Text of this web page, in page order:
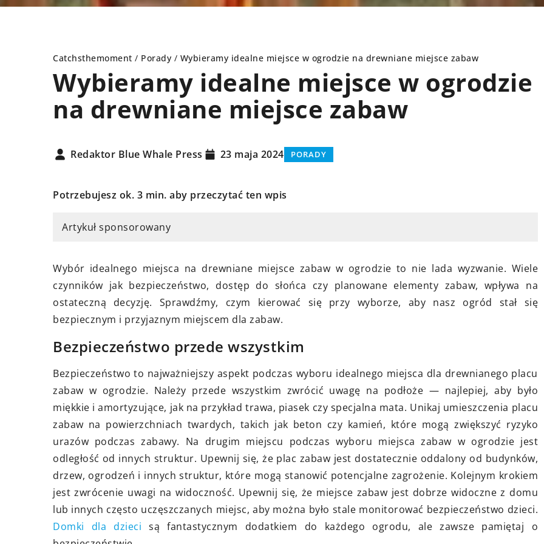
Catchsthemoment / Porady / Wybieramy idealne miejsce w ogrodzie na drewniane miejsce zabaw
Wybieramy idealne miejsce w ogrodzie
na drewniane miejsce zabaw
Redaktor Blue Whale Press 23 maja 2024 PORADY
Potrzebujesz ok. 3 min. aby przeczytać ten wpis
Artykuł sponsorowany
Wybór idealnego miejsca na drewniane miejsce zabaw w ogrodzie to nie lada wyzwanie. Wiele
czynników jak bezpieczeństwo, dostęp do słońca czy planowane elementy zabaw, wpływa na
ostateczną decyzję. Sprawdźmy, czym kierować się przy wyborze, aby nasz ogród stał się
bezpiecznym i przyjaznym miejscem dla zabaw.
Bezpieczeństwo przede wszystkim
Bezpieczeństwo to najważniejszy aspekt podczas wyboru idealnego miejsca dla drewnianego placu
zabaw w ogrodzie. Należy przede wszystkim zwrócić uwagę na podłoże — najlepiej, aby było
miękkie i amortyzujące, jak na przykład trawa, piasek czy specjalna mata. Unikaj umieszczenia placu
zabaw na powierzchniach twardych, takich jak beton czy kamień, które mogą zwiększyć ryzyko
urazów podczas zabawy. Na drugim miejscu podczas wyboru miejsca zabaw w ogrodzie jest
odległość od innych struktur. Upewnij się, że plac zabaw jest dostatecznie oddalony od budynków,
drzew, ogrodzeń i innych struktur, które mogą stanowić potencjalne zagrożenie. Kolejnym krokiem
jest zwrócenie uwagi na widoczność. Upewnij się, że miejsce zabaw jest dobrze widoczne z domu
lub innych często uczęszczanych miejsc, aby można było stale monitorować bezpieczeństwo dzieci.
Domki dla dzieci są fantastycznym dodatkiem do każdego ogrodu, ale zawsze pamiętaj o
proces ustalania
na dziecko
prezentuje, jak korzystać z
ustalania alimentów dla
że interesy Twoje i
dziecka są właściwie
RODZINA
Siła wspólnego odkrywania: jak
rodzinne przygody kształtują więzi i
rozwój dziecka
Odkryj, jak wspólne podróże i
przygody z dziećmi wpływają na
rozwój emocjonalny, społeczny i
poznawczy. Wzmocnij więzi
rodzinne dzięki wartościowym
doświadczeniom.
RODZINA
Jak wybrać idealną pościel dla
najmłodszych: praktyczne
wskazówki dla rodziców
uwagę, aby zapewnić komfort i
bezpieczeństwo swoim pociechom
podczas snu.